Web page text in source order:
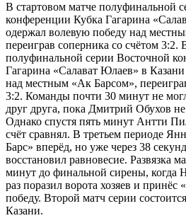
В стартовом матче полуфинальной
конференции Кубка Гагарина
одержал волевую победу над
переиграв соперника со счётом 3:2.
полуфинальной серии Восточной
Гагарина «Салават Юлаев» в
над местным «Ак Барсом»,
3:2. Команды почти 30 минут не
друг друга, пока Дмитрий Обухов
Однако спустя пять минут Антти
счёт сравнял. В третьем периоде
Барс» вперёд, но уже через 38
восстановил равновесие. Развязка
минут до финальной сирены, когда
раз поразил ворота хозяев и принёс
победу. Второй матч серии
Казани.